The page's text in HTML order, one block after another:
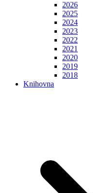
2026
2025
2024
2023
2022
2021
2020
2019
2018
Knihovna